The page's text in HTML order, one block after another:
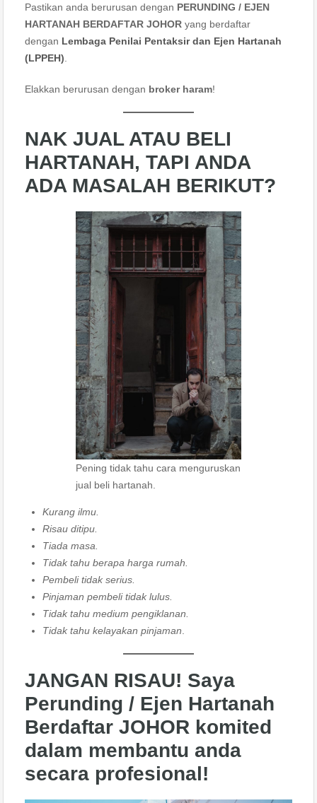
Pastikan anda berurusan dengan PERUNDING / EJEN
HARTANAH BERDAFTAR JOHOR yang berdaftar
dengan Lembaga Penilai Pentaksir dan Ejen Hartanah
(LPPEH)
Elakkan berurusan dengan broker haram!
NAK JUAL ATAU BELI
HARTANAH, TAPI ANDA
ADA MASALAH BERIKUT?
Pening tidak tahu cara menguruskan
jual beli hartanah.
Kurang ilmu.
Risau ditipu.
Tiada masa.
Tidak tahu berapa harga rumah.
Pembeli tidak serius.
Pinjaman pembeli tidak lulus.
Tidak tahu medium pengiklanan.
Tidak tahu kelayakan pinjaman
JANGAN RISAU! Saya
Perunding / Ejen Hartanah
Berdaftar JOHOR komited
dalam membantu anda
secara profesional!